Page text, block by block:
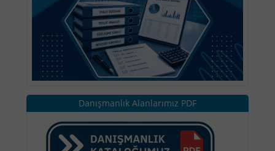
Danışmanlık Alanlarımız PDF